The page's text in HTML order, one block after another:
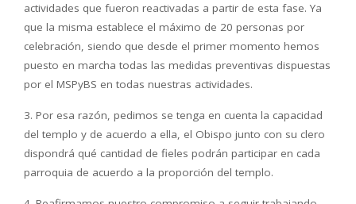
actividades que fueron reactivadas a partir de esta fase. Ya
que la misma establece el máximo de 20 personas por
celebración, siendo que desde el primer momento hemos
puesto en marcha todas las medidas preventivas dispuestas
por el MSPyBS en todas nuestras actividades.
3. Por esa razón, pedimos se tenga en cuenta la capacidad
del templo y de acuerdo a ella, el Obispo junto con su clero
dispondrá qué cantidad de fieles podrán participar en cada
parroquia de acuerdo a la proporción del templo.